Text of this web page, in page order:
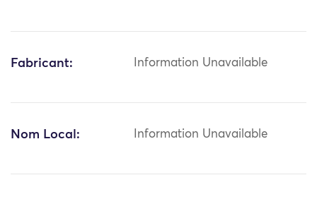
Fabricant: Information Unavailable
Nom Local: Information Unavailable